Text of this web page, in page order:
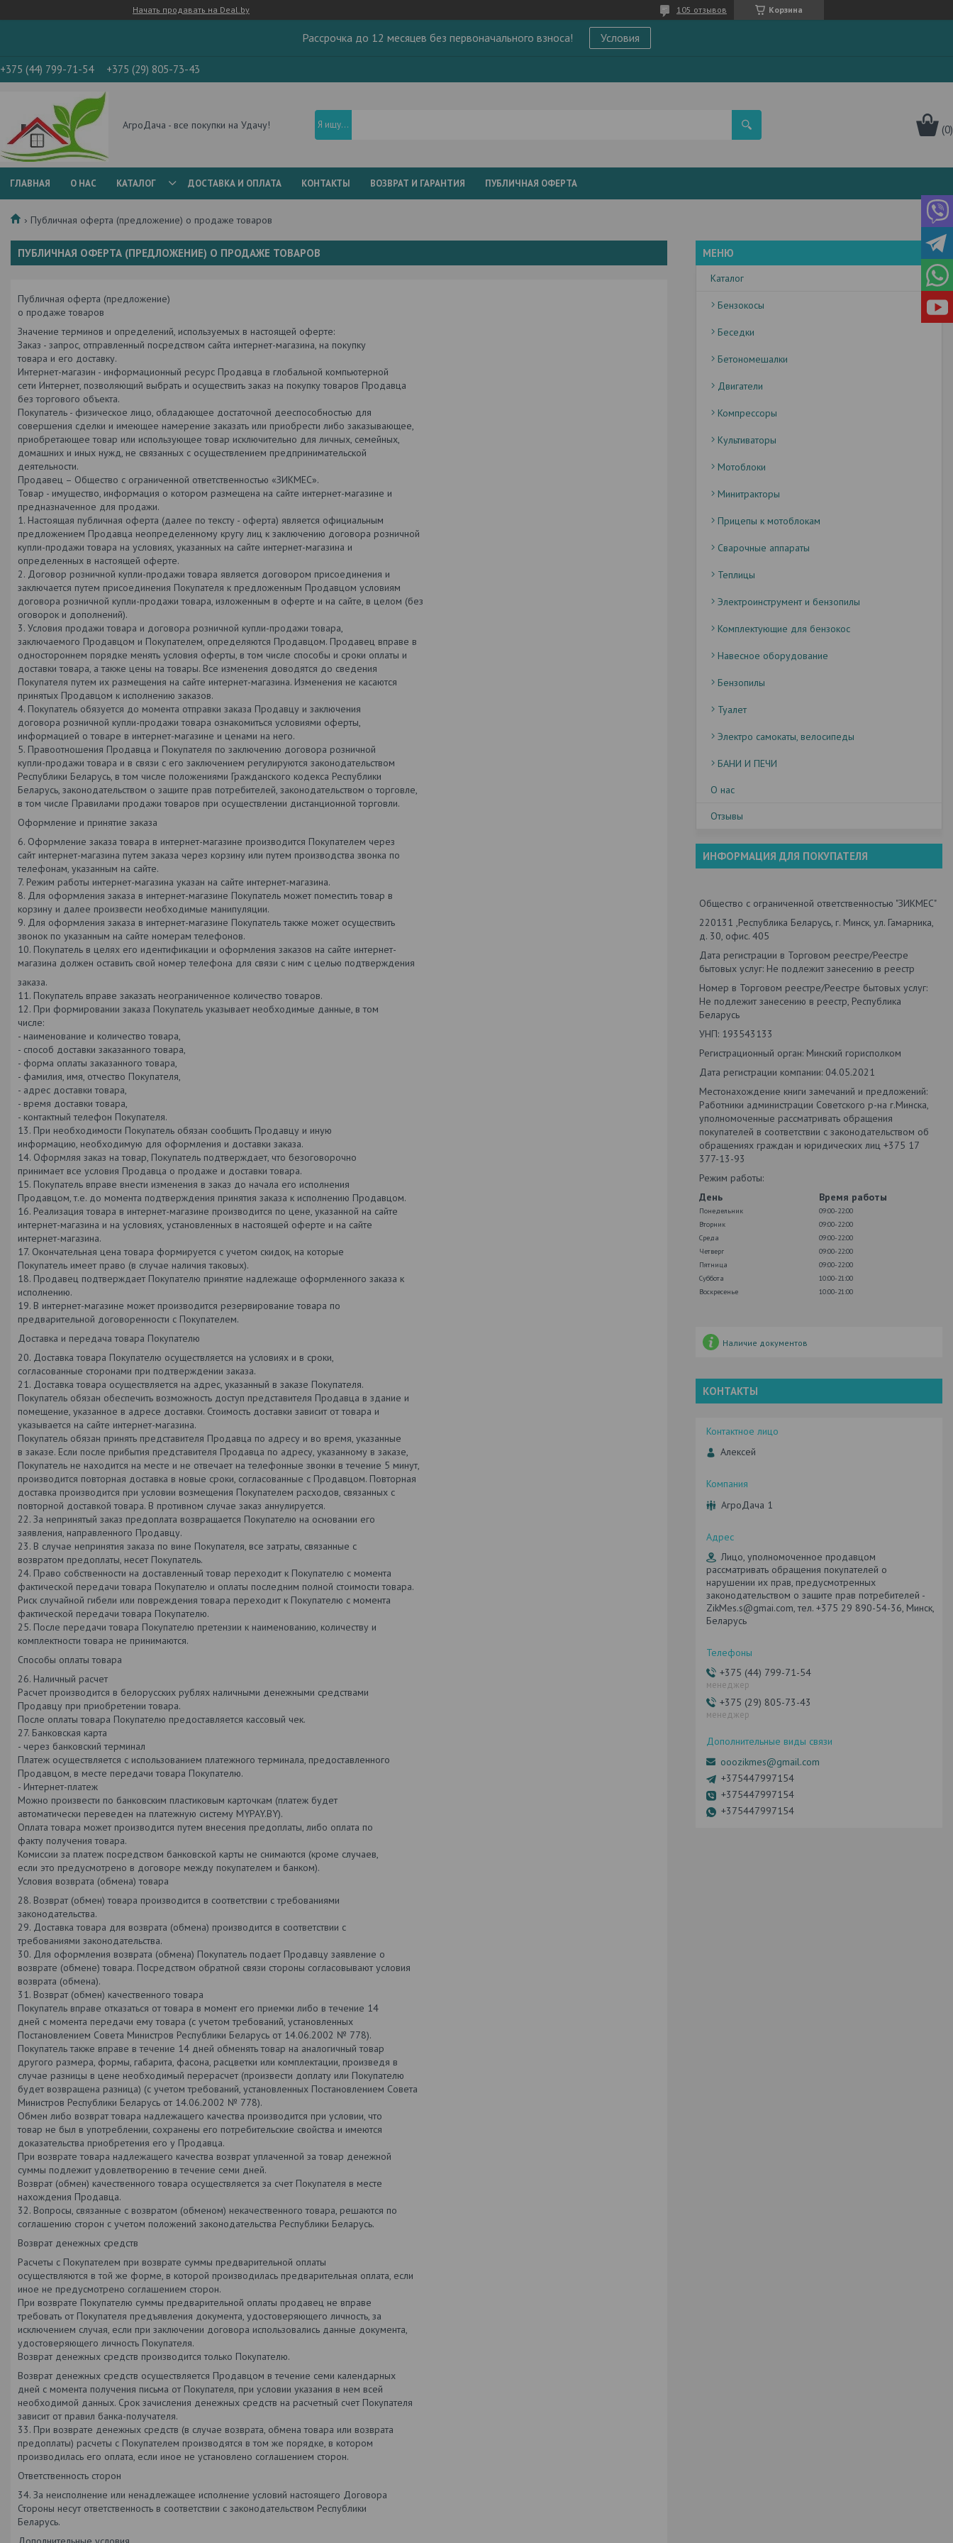
Начать продавать на Deal.by Корзина
105 отзывов
Рассрочка до 12 месяцев без первоначального взноса! Условия
+375 (44) 799-71-54 +375 (29) 805-73-43
АгроДача - все покупки на Удачу!
ГЛАВНАЯ О НАС КАТАЛОГ ДОСТАВКА И ОПЛАТА КОНТАКТЫ ВОЗВРАТ И ГАРАНТИЯ ПУБЛИЧНАЯ ОФЕРТА
Публичная оферта (предложение) о продаже товаров
ПУБЛИЧНАЯ ОФЕРТА (ПРЕДЛОЖЕНИЕ) О ПРОДАЖЕ ТОВАРОВ
Публичная оферта (предложение)
о продаже товаров
Значение терминов и определений, используемых в настоящей оферте:
Заказ - запрос, отправленный посредством сайта интернет-магазина, на покупку
товара и его доставку.
Интернет-магазин - информационный ресурс Продавца в глобальной компьютерной
сети Интернет, позволяющий выбрать и осуществить заказ на покупку товаров Продавца
без торгового объекта.
Покупатель - физическое лицо, обладающее достаточной дееспособностью для
совершения сделки и имеющее намерение заказать или приобрести либо заказывающее,
приобретающее товар или использующее товар исключительно для личных, семейных,
домашних и иных нужд, не связанных с осуществлением предпринимательской
деятельности.
Продавец – Общество с ограниченной ответственностью «ЗИКМЕС».
Товар - имущество, информация о котором размещена на сайте интернет-магазине и
предназначенное для продажи.
1. Настоящая публичная оферта (далее по тексту - оферта) является официальным
предложением Продавца неопределенному кругу лиц к заключению договора розничной
купли-продажи товара на условиях, указанных на сайте интернет-магазина и
определенных в настоящей оферте.
2. Договор розничной купли-продажи товара является договором присоединения и
заключается путем присоединения Покупателя к предложенным Продавцом условиям
договора розничной купли-продажи товара, изложенным в оферте и на сайте, в целом (без
оговорок и дополнений).
3. Условия продажи товара и договора розничной купли-продажи товара,
заключаемого Продавцом и Покупателем, определяются Продавцом. Продавец вправе в
одностороннем порядке менять условия оферты, в том числе способы и сроки оплаты и
доставки товара, а также цены на товары. Все изменения доводятся до сведения
Покупателя путем их размещения на сайте интернет-магазина. Изменения не касаются
принятых Продавцом к исполнению заказов.
4. Покупатель обязуется до момента отправки заказа Продавцу и заключения
договора розничной купли-продажи товара ознакомиться условиями оферты,
информацией о товаре в интернет-магазине и ценами на него.
5. Правоотношения Продавца и Покупателя по заключению договора розничной
купли-продажи товара и в связи с его заключением регулируются законодательством
Республики Беларусь, в том числе положениями Гражданского кодекса Республики
Беларусь, законодательством о защите прав потребителей, законодательством о торговле,
в том числе Правилами продажи товаров при осуществлении дистанционной торговли.
Оформление и принятие заказа
6. Оформление заказа товара в интернет-магазине производится Покупателем через
сайт интернет-магазина путем заказа через корзину или путем производства звонка по
телефонам, указанным на сайте.
7. Режим работы интернет-магазина указан на сайте интернет-магазина.
8. Для оформления заказа в интернет-магазине Покупатель может поместить товар в
корзину и далее произвести необходимые манипуляции.
9. Для оформления заказа в интернет-магазине Покупатель также может осуществить
звонок по указанным на сайте номерам телефонов.
10. Покупатель в целях его идентификации и оформления заказов на сайте интернет-
магазина должен оставить свой номер телефона для связи с ним с целью подтверждения
заказа.
11. Покупатель вправе заказать неограниченное количество товаров.
12. При формировании заказа Покупатель указывает необходимые данные, в том
числе:
- наименование и количество товара,
- способ доставки заказанного товара,
- форма оплаты заказанного товара,
- фамилия, имя, отчество Покупателя,
- адрес доставки товара,
- время доставки товара,
- контактный телефон Покупателя.
13. При необходимости Покупатель обязан сообщить Продавцу и иную
информацию, необходимую для оформления и доставки заказа.
14. Оформляя заказ на товар, Покупатель подтверждает, что безоговорочно
принимает все условия Продавца о продаже и доставки товара.
15. Покупатель вправе внести изменения в заказ до начала его исполнения
Продавцом, т.е. до момента подтверждения принятия заказа к исполнению Продавцом.
16. Реализация товара в интернет-магазине производится по цене, указанной на сайте
интернет-магазина и на условиях, установленных в настоящей оферте и на сайте
интернет-магазина.
17. Окончательная цена товара формируется с учетом скидок, на которые
Покупатель имеет право (в случае наличия таковых).
18. Продавец подтверждает Покупателю принятие надлежаще оформленного заказа к
исполнению.
19. В интернет-магазине может производится резервирование товара по
предварительной договоренности с Покупателем.
Доставка и передача товара Покупателю
20. Доставка товара Покупателю осуществляется на условиях и в сроки,
согласованные сторонами при подтверждении заказа.
21. Доставка товара осуществляется на адрес, указанный в заказе Покупателя.
Покупатель обязан обеспечить возможность доступ представителя Продавца в здание и
помещение, указанное в адресе доставки. Стоимость доставки зависит от товара и
указывается на сайте интернет-магазина.
Покупатель обязан принять представителя Продавца по адресу и во время, указанные
в заказе. Если после прибытия представителя Продавца по адресу, указанному в заказе,
Покупатель не находится на месте и не отвечает на телефонные звонки в течение 5 минут,
производится повторная доставка в новые сроки, согласованные с Продавцом. Повторная
доставка производится при условии возмещения Покупателем расходов, связанных с
повторной доставкой товара. В противном случае заказ аннулируется.
22. За непринятый заказ предоплата возвращается Покупателю на основании его
заявления, направленного Продавцу.
23. В случае непринятия заказа по вине Покупателя, все затраты, связанные с
возвратом предоплаты, несет Покупатель.
24. Право собственности на доставленный товар переходит к Покупателю с момента
фактической передачи товара Покупателю и оплаты последним полной стоимости товара.
Риск случайной гибели или повреждения товара переходит к Покупателю с момента
фактической передачи товара Покупателю.
25. После передачи товара Покупателю претензии к наименованию, количеству и
комплектности товара не принимаются.
Способы оплаты товара
26. Наличный расчет
Расчет производится в белорусских рублях наличными денежными средствами
Продавцу при приобретении товара.
После оплаты товара Покупателю предоставляется кассовый чек.
27. Банковская карта
- через банковский терминал
Платеж осуществляется с использованием платежного терминала, предоставленного
Продавцом, в месте передачи товара Покупателю.
- Интернет-платеж
Можно произвести по банковским пластиковым карточкам (платеж будет
автоматически переведен на платежную систему MYPAY.BY).
Оплата товара может производится путем внесения предоплаты, либо оплата по
факту получения товара.
Комиссии за платеж посредством банковской карты не снимаются (кроме случаев,
если это предусмотрено в договоре между покупателем и банком).
Условия возврата (обмена) товара
28. Возврат (обмен) товара производится в соответствии с требованиями
законодательства.
29. Доставка товара для возврата (обмена) производится в соответствии с
требованиями законодательства.
30. Для оформления возврата (обмена) Покупатель подает Продавцу заявление о
возврате (обмене) товара. Посредством обратной связи стороны согласовывают условия
возврата (обмена).
31. Возврат (обмен) качественного товара
Покупатель вправе отказаться от товара в момент его приемки либо в течение 14
дней с момента передачи ему товара (с учетом требований, установленных
Постановлением Совета Министров Республики Беларусь от 14.06.2002 № 778).
Покупатель также вправе в течение 14 дней обменять товар на аналогичный товар
другого размера, формы, габарита, фасона, расцветки или комплектации, произведя в
случае разницы в цене необходимый перерасчет (произвести доплату или Покупателю
будет возвращена разница) (с учетом требований, установленных Постановлением Совета
Министров Республики Беларусь от 14.06.2002 № 778).
Обмен либо возврат товара надлежащего качества производится при условии, что
товар не был в употреблении, сохранены его потребительские свойства и имеются
доказательства приобретения его у Продавца.
При возврате товара надлежащего качества возврат уплаченной за товар денежной
суммы подлежит удовлетворению в течение семи дней.
Возврат (обмен) качественного товара осуществляется за счет Покупателя в месте
нахождения Продавца.
32. Вопросы, связанные с возвратом (обменом) некачественного товара, решаются по
соглашению сторон с учетом положений законодательства Республики Беларусь.
Возврат денежных средств
Расчеты с Покупателем при возврате суммы предварительной оплаты
осуществляются в той же форме, в которой производилась предварительная оплата, если
иное не предусмотрено соглашением сторон.
При возврате Покупателю суммы предварительной оплаты продавец не вправе
требовать от Покупателя предъявления документа, удостоверяющего личность, за
исключением случая, если при заключении договора использовались данные документа,
удостоверяющего личность Покупателя.
Возврат денежных средств производится только Покупателю.
Возврат денежных средств осуществляется Продавцом в течение семи календарных
дней с момента получения письма от Покупателя, при условии указания в нем всей
необходимой данных. Срок зачисления денежных средств на расчетный счет Покупателя
зависит от правил банка-получателя.
33. При возврате денежных средств (в случае возврата, обмена товара или возврата
предоплаты) расчеты с Покупателем производятся в том же порядке, в котором
производилась его оплата, если иное не установлено соглашением сторон.
Ответственность сторон
34. За неисполнение или ненадлежащее исполнение условий настоящего Договора
Стороны несут ответственность в соответствии с законодательством Республики
Беларусь.
Каталог
Бензокосы
Беседки
Бетономешалки
Двигатели
Компрессоры
Культиваторы
Мотоблоки
Минитракторы
Прицепы к мотоблокам
Сварочные аппараты
Теплицы
Электроинструмент и бензопилы
Комплектующие для бензокос
Навесное оборудование
Бензопилы
Туалет
Электро самокаты, велосипеды
БАНИ И ПЕЧИ
О нас
Отзывы
ИНФОРМАЦИЯ ДЛЯ ПОКУПАТЕЛЯ
Общество с ограниченной ответственностью "ЗИКМЕС"
220131 ,Республика Беларусь, г. Минск, ул. Гамарника,
д. 30, офис. 405
Дата регистрации в Торговом реестре/Реестре
бытовых услуг: Не подлежит занесению в реестр
Номер в Торговом реестре/Реестре бытовых услуг:
Не подлежит занесению в реестр, Республика
Беларусь
УНП: 193543133
Регистрационный орган: Минский горисполком
Дата регистрации компании: 04.05.2021
Местонахождение книги замечаний и предложений:
Работники администрации Советского р-на г.Минска,
уполномоченные рассматривать обращения
покупателей в соответствии с законодательством об
обращениях граждан и юридических лиц +375 17
377-13-93
Режим работы:
День
Время работы
Понедельник
09:00-22:00
Вторник
09:00-22:00
Среда
09:00-22:00
Четверг
09:00-22:00
Пятница
09:00-22:00
Суббота
10:00-21:00
Воскресенье
10:00-21:00
Наличие документов
КОНТАКТЫ
Алексей
АгроДача 1
Лицо, уполномоченное продавцом
рассматривать обращения покупателей о
нарушении их прав, предусмотренных
законодательством о защите прав потребителей -
ZikMes.s@gmai.com, тел. +375 29 890-54-36, Минск,
Беларусь
+375 (44) 799-71-54
менеджер
+375 (29) 805-73-43
менеджер
ooozikmes@gmail.com
+375447997154
+375447997154
+375447997154